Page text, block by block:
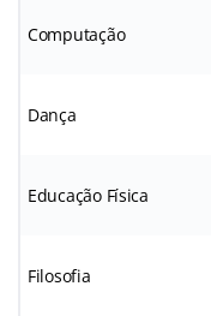
Computação
Dança
Educação Física
Filosofia